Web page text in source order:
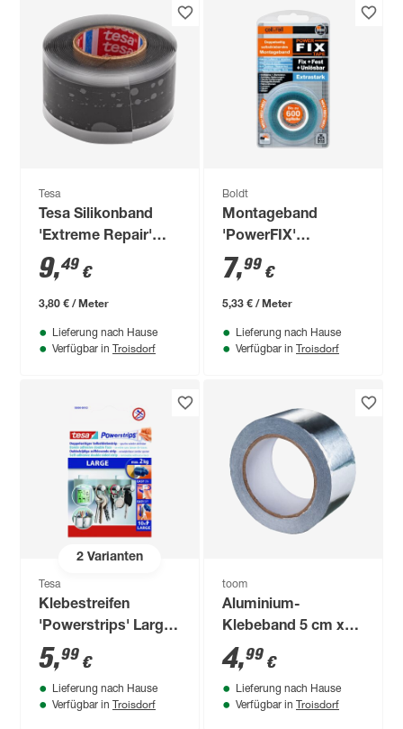
Tesa
Tesa Silikonband
'Extreme Repair'
schwarz
9,49 €
3,80 € / Meter
Lieferung nach Hause
Verfügbar in Troisdorf
Boldt
Montageband
'PowerFIX'
extrastark unlösbar
1,5 m
7,99 €
5,33 € / Meter
Lieferung nach Hause
Verfügbar in Troisdorf
2Varianten
Tesa
Klebestreifen
'Powerstrips' Large
2 x 5 cm 10 Stück
5,99 €
Lieferung nach Hause
Verfügbar in Troisdorf
toom
Aluminium-
Klebeband 5 cm x
10 m
4,99 €
Lieferung nach Hause
Verfügbar in Troisdorf